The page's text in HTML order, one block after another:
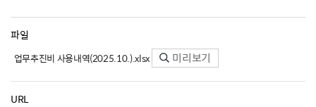
파일
업무추진비 사용내역(2025.10.).xlsx 미리보기
URL